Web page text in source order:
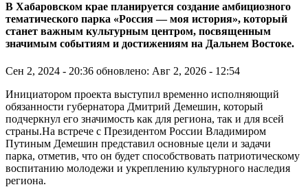
В Хабаровском крае планируется создание амбициозного
тематического парка «Россия — моя история», который
станет важным культурным центром, посвященным
значимым событиям и достижениям на Дальнем Востоке.
Сен 2, 2024 - 20:36 обновлено: Авг 2, 2026 - 12:54
Инициатором проекта выступил временно исполняющий
обязанности губернатора Дмитрий Демешин, который
подчеркнул его значимость как для региона, так и для всей
страны.На встрече с Президентом России Владимиром
Путиным Демешин представил основные цели и задачи
парка, отметив, что он будет способствовать патриотическому
воспитанию молодежи и укреплению культурного наследия
региона.